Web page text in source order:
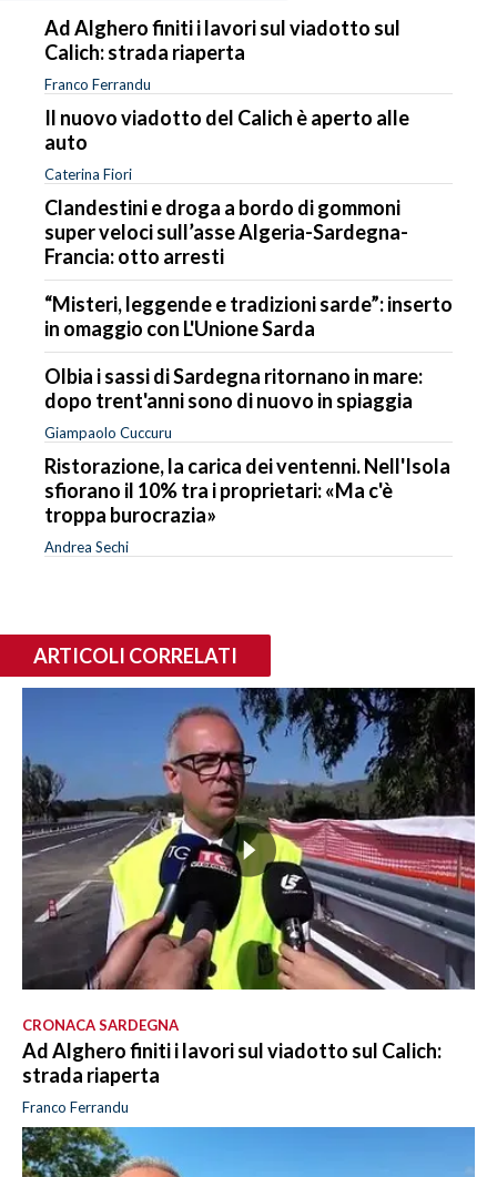
Ad Alghero finiti i lavori sul viadotto sul
Calich: strada riaperta
Franco Ferrandu
Il nuovo viadotto del Calich è aperto alle
auto
Caterina Fiori
Clandestini e droga a bordo di gommoni
super veloci sull’asse Algeria-Sardegna-
Francia: otto arresti
“Misteri, leggende e tradizioni sarde”: inserto
in omaggio con L'Unione Sarda
Olbia i sassi di Sardegna ritornano in mare:
dopo trent'anni sono di nuovo in spiaggia
Giampaolo Cuccuru
Ristorazione, la carica dei ventenni. Nell'Isola
sfiorano il 10% tra i proprietari: «Ma c'è
troppa burocrazia»
Andrea Sechi
ARTICOLI CORRELATI
CRONACA SARDEGNA
Ad Alghero finiti i lavori sul viadotto sul Calich:
strada riaperta
Franco Ferrandu